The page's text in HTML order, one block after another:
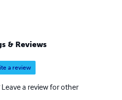
& Reviews
a review
a review for other